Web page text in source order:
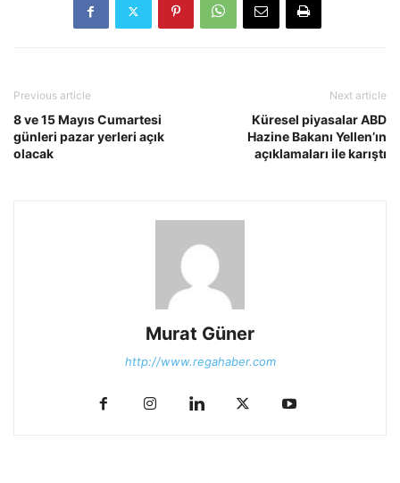
Previous article
8 ve 15 Mayıs Cumartesi
günleri pazar yerleri açık
olacak
Next article
Küresel piyasalar ABD
Hazine Bakanı Yellen’ın
açıklamaları ile karıştı
Murat Güner
http://www.regahaber.com